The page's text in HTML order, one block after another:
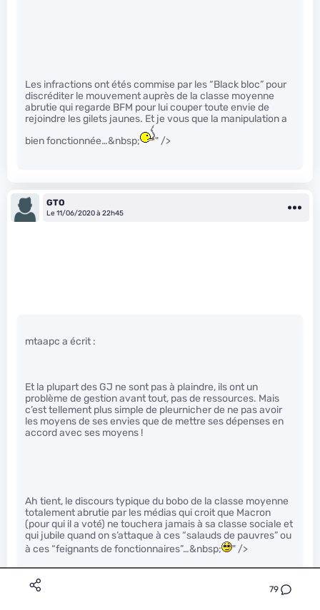
79
Les infractions ont étés commise par les “Black bloc” pour
discréditer le mouvement auprès de la classe moyenne
abrutie qui regarde BFM pour lui couper toute envie de
rejoindre les gilets jaunes. Et je vous que la manipulation a
bien fonctionnée…&nbsp;
" />
GTO
Le 11/06/2020 à 22h45
mtaapc a écrit :
Et la plupart des GJ ne sont pas à plaindre, ils ont un
problème de gestion avant tout, pas de ressources. Mais
c’est tellement plus simple de pleurnicher de ne pas avoir
les moyens de ses envies que de mettre ses dépenses en
accord avec ses moyens !
Ah tient, le discours typique du bobo de la classe moyenne
totalement abrutie par les médias qui croit que Macron
(pour qui il a voté) ne touchera jamais à sa classe sociale et
qui jubile quand on s’attaque à ces “salauds de pauvres” ou
à ces “feignants de fonctionnaires”…&nbsp;
" />
T’inquiète, des taxes tu vas en prendre plein la gueule d’ici